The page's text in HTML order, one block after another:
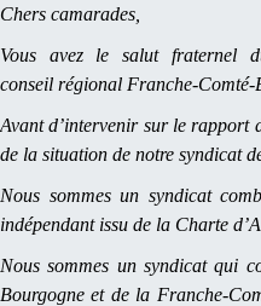
Chers camarades,
Vous avez le salut fraternel
conseil régional Franche-Comté-
Avant d’intervenir sur le rapport
de la situation de notre syndicat
Nous sommes un syndicat
indépendant issu de la Charte
Nous sommes un syndicat qui
Bourgogne et de la Franche-